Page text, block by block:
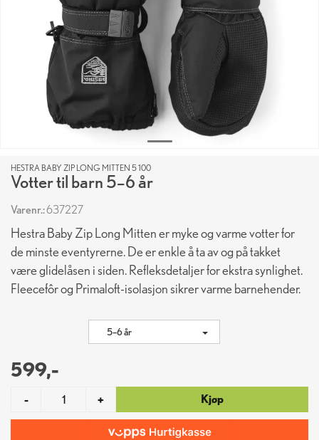
HESTRA BABY ZIP LONG MITTEN 5 100
Votter til barn 5–6 år
Varenr.:637227
Hestra Baby Zip Long Mitten er myke og varme votter for
de minste eventyrerne. De er enkle å ta av og på takket
være glidelåsen i siden. Refleksdetaljer for ekstra synlighet.
Fleecefôr og Primaloft-isolasjon sikrer varme barnehender.
5–6 år
599,-
- + Kjøp